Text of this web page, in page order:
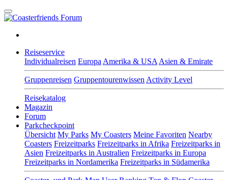
Reiseservice
Individualreisen Europa Amerika & USA Asien & Emirate
Gruppenreisen Gruppentourenwissen Activity Level
Reisekatalog
Magazin
Forum
Parkcheckpoint
Übersicht My Parks My Coasters Meine Favoriten Nearby
Coasters Freizeitparks Freizeitparks in Afrika Freizeitparks in
Asien Freizeitparks in Australien Freizeitparks in Europa
Freizeitparks in Nordamerika Freizeitparks in Südamerika